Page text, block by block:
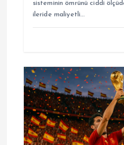
sisteminin ömrünü ciddi
ileride maliyetli…